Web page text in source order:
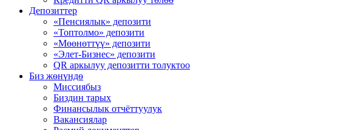
Депозиттер
«Пенсиялык» депозити
«Топтолмо» депозити
«Мөөнөттүү» депозити
«Элет-Бизнес» депозити
QR аркылуу депозитти толуктоо
Биз жѳнүндѳ
Миссиябыз
Биздин тарых
Финансылык отчёттуулук
Вакансиялар